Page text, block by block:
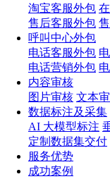
淘宝客服外包
售后客服外包
呼叫中心外包
电话客服外包
电话营销外包
内容审核
图片审核 文本
数据标注及采集
AI 大模型标注
定制数据集交付
服务优势
成功案例